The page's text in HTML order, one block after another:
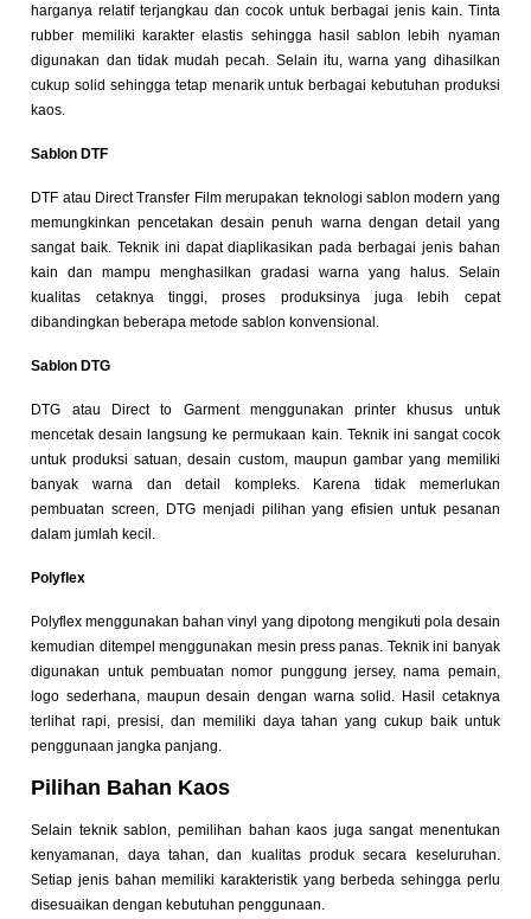
harganya relatif terjangkau dan cocok untuk berbagai jenis kain. Tinta
rubber memiliki karakter elastis sehingga hasil sablon lebih nyaman
digunakan dan tidak mudah pecah. Selain itu, warna yang dihasilkan
cukup solid sehingga tetap menarik untuk berbagai kebutuhan produksi
kaos.
Sablon DTF
DTF atau Direct Transfer Film merupakan teknologi sablon modern yang
memungkinkan pencetakan desain penuh warna dengan detail yang
sangat baik. Teknik ini dapat diaplikasikan pada berbagai jenis bahan
kain dan mampu menghasilkan gradasi warna yang halus. Selain
kualitas cetaknya tinggi, proses produksinya juga lebih cepat
dibandingkan beberapa metode sablon konvensional.
Sablon DTG
DTG atau Direct to Garment menggunakan printer khusus untuk
mencetak desain langsung ke permukaan kain. Teknik ini sangat cocok
untuk produksi satuan, desain custom, maupun gambar yang memiliki
banyak warna dan detail kompleks. Karena tidak memerlukan
pembuatan screen, DTG menjadi pilihan yang efisien untuk pesanan
dalam jumlah kecil.
Polyflex
Polyflex menggunakan bahan vinyl yang dipotong mengikuti pola desain
kemudian ditempel menggunakan mesin press panas. Teknik ini banyak
digunakan untuk pembuatan nomor punggung jersey, nama pemain,
logo sederhana, maupun desain dengan warna solid. Hasil cetaknya
terlihat rapi, presisi, dan memiliki daya tahan yang cukup baik untuk
penggunaan jangka panjang.
Pilihan Bahan Kaos
Selain teknik sablon, pemilihan bahan kaos juga sangat menentukan
kenyamanan, daya tahan, dan kualitas produk secara keseluruhan.
Setiap jenis bahan memiliki karakteristik yang berbeda sehingga perlu
disesuaikan dengan kebutuhan penggunaan.